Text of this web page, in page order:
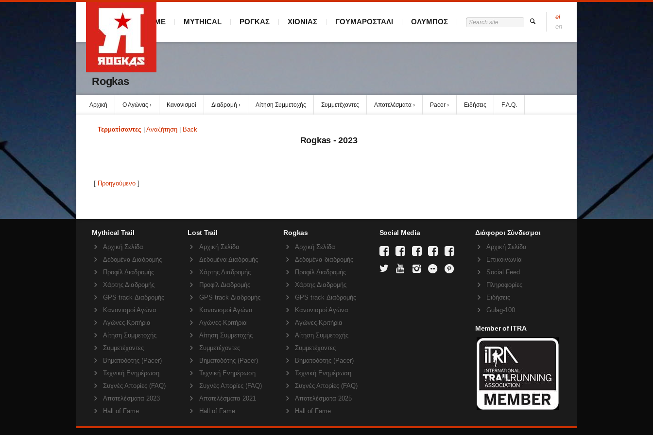
el
en
HOME MYTHICAL ΡΟΓΚΑΣ ΧΙΟΝΙΑΣ ΓΟΥΜΑΡΟΣΤΑΛΙ ΟΛΥΜΠΟΣ
Rogkas
Αρχική Ο Αγώνας Κανονισμοί Διαδρομή Αίτηση Συμμετοχής Συμμετέχοντες Αποτελέσματα Pacer Ειδήσεις F.A.Q.
Τερματίσαντες Αναζήτηση Back
Rogkas - 2023
[ Προηγούμενο ]
Mythical Trail
Αρχική Σελίδα
Δεδομένα Διαδρομής
Προφίλ Διαδρομής
Χάρτης Διαδρομής
GPS track Διαδρομής
Κανονισμοί Αγώνα
Αγώνες-Κριτήρια
Αίτηση Συμμετοχής
Συμμετέχοντες
Βηματοδότης (Pacer)
Τεχνική Ενημέρωση
Συχνές Απορίες (FAQ)
Αποτελέσματα 2023
Hall of Fame
Lost Trail
Αρχική Σελίδα
Δεδομένα Διαδρομής
Χάρτης Διαδρομής
Προφίλ Διαδρομής
GPS track Διαδρομής
Κανονισμοί Αγώνα
Αγώνες-Κριτήρια
Αίτηση Συμμετοχής
Συμμετέχοντες
Βηματοδότης (Pacer)
Τεχνική Ενημέρωση
Συχνές Απορίες (FAQ)
Αποτελέσματα 2021
Hall of Fame
Rogkas
Αρχική Σελίδα
Δεδομένα διαδρομής
Προφίλ Διαδρομής
Χάρτης Διαδρομής
GPS track Διαδρομής
Κανονισμοί Αγώνα
Αγώνες-Κριτήρια
Αίτηση Συμμετοχής
Συμμετέχοντες
Βηματοδότης (Pacer)
Τεχνική Ενημέρωση
Συχνές Απορίες (FAQ)
Αποτελέσματα 2025
Hall of Fame
Social Media Διάφοροι Σύνδεσμοι
Αρχική Σελίδα
Επικοινωνία
Social Feed
Πληροφορίες
Ειδήσεις
Gulag-100
Member of ITRA